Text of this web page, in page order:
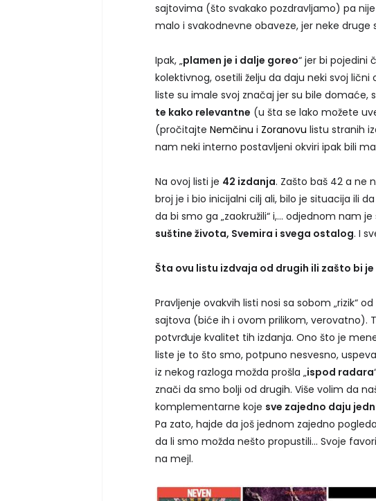
sajtovima (što svakako pozdravljamo) pa
malo i svakodnevne obaveze, jer neke druge
Ipak, „plamen je i dalje goreo“ jer bi pojedini
kolektivnog, osetili želju da daju neki svoj
liste su imale svoj značaj jer su bile
te kako relevantne (u šta se lako možete
(pročitajte Nemčinu i Zoranovu listu stranih
nam neki interno postavljeni okviri ipak bili
Na ovoj listi je 42 izdanja. Zašto baš 42 a ne
broj je i bio inicijalni cilj ali, bilo je situacija ili
da bi smo ga „zaokružili“ i,... odjednom nam
suštine života, Svemira i svega ostalog. I
Šta ovu listu izdvaja od drugih ili zašto bi
Pravljenje ovakvih listi nosi sa sobom „rizik“
sajtova (biće ih i ovom prilikom, verovatno).
potvrđuje kvalitet tih izdanja. Ono što je
liste je to što smo, potpuno nesvesno,
iz nekog razloga možda prošla „ispod radara
znači da smo bolji od drugih. Više volim da
komplementarne koje sve zajedno daju
Pa zato, hajde da još jednom zajedno
da li smo možda nešto propustili... Svoje
na mejl.